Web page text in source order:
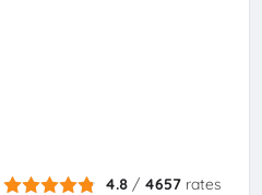
4.8 / 4657 rates